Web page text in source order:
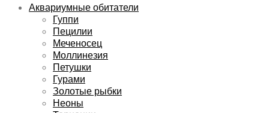
Аквариумные обитатели
Гуппи
Пецилии
Меченосец
Моллинезия
Петушки
Гурами
Золотые рыбки
Неоны